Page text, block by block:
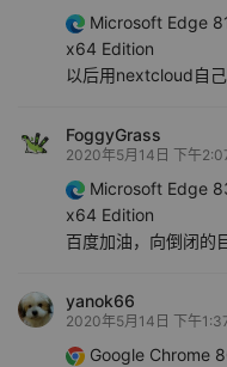
Microsoft Edge
x64 Edition
以后用nextcloud自
FoggyGrass
2020年5月14日 下午
Microsoft Edge
x64 Edition
百度加油，向倒闭的
yanok66
2020年5月14日 下午
Google Chrome